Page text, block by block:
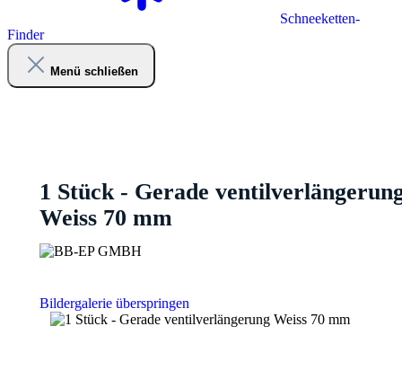
Schneeketten-
Finder
Menü schließen
1 Stück - Gerade
Weiss 70 mm
Bildergalerie überspringen